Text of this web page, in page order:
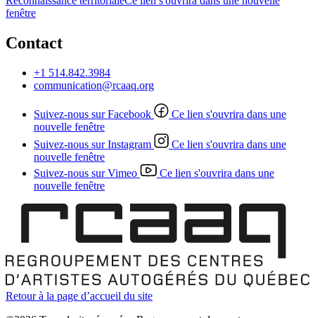
fenêtre
Contact
+1 514.842.3984
communication@rcaaq.org
Suivez-nous sur Facebook
Ce lien s'ouvrira dans une
nouvelle fenêtre
Suivez-nous sur Instagram
Ce lien s'ouvrira dans une
nouvelle fenêtre
Suivez-nous sur Vimeo
Ce lien s'ouvrira dans une
nouvelle fenêtre
Retour à la page d’accueil du site